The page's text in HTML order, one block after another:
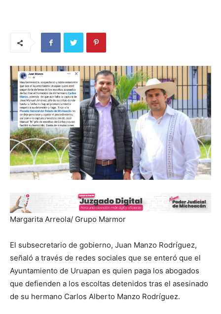
Margarita Arreola/ Grupo Marmor
El subsecretario de gobierno, Juan Manzo Rodríguez,
señaló a través de redes sociales que se enteró que el
Ayuntamiento de Uruapan es quien paga los abogados
que defienden a los escoltas detenidos tras el asesinado
de su hermano Carlos Alberto Manzo Rodríguez.